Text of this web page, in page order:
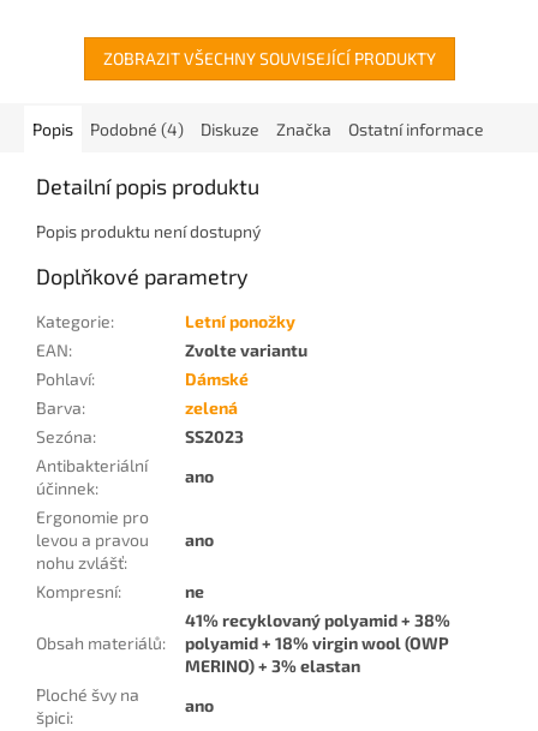
ZOBRAZIT VŠECHNY SOUVISEJÍCÍ PRODUKTY
Popis Podobné (4) Diskuze Značka Ostatní informace
Detailní popis produktu
Popis produktu není dostupný
Doplňkové parametry
Kategorie:
Letní ponožky
EAN:
Zvolte variantu
Pohlaví:
Dámské
Barva:
zelená
Sezóna:
SS2023
Antibakteriální
účinnek:
ano
Ergonomie pro
levou a pravou
nohu zvlášť:
ano
Kompresní: ne
Obsah materiálů:
41% recyklovaný polyamid + 38%
polyamid + 18% virgin wool (OWP
MERINO) + 3% elastan
Ploché švy na
špici:
ano